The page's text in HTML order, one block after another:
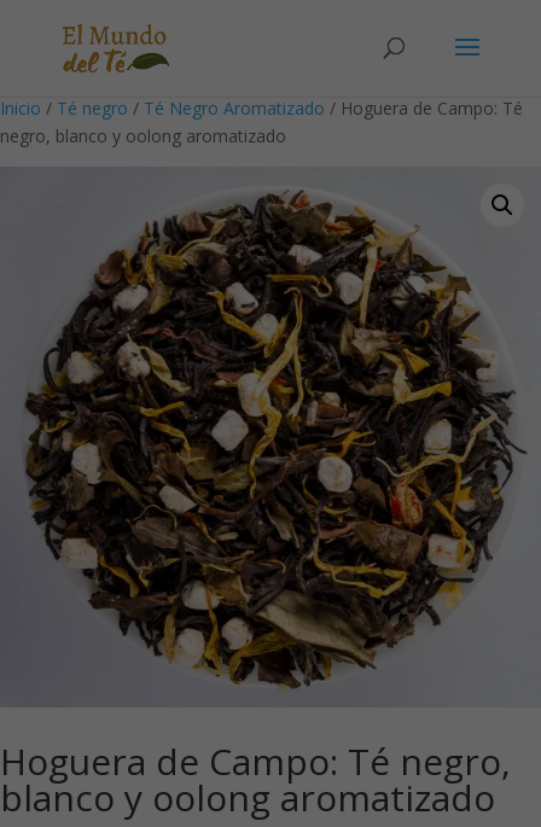
Inicio / Té negro / Té Negro Aromatizado / Hoguera de Campo: Té
negro, blanco y oolong aromatizado
Hoguera de Campo: Té negro,
blanco y oolong aromatizado